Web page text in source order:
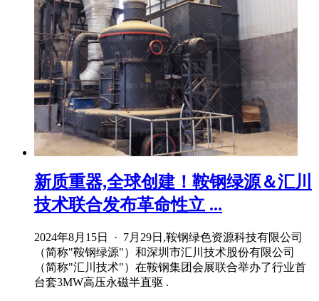
新质重器,全球创建！鞍钢绿源＆汇川
技术联合发布革命性立 ...
2024年8月15日 · 7月29日,鞍钢绿色资源科技有限公司
（简称"鞍钢绿源"）和深圳市汇川技术股份有限公司
（简称"汇川技术"）在鞍钢集团会展联合举办了行业首
台套3MW高压永磁半直驱 .